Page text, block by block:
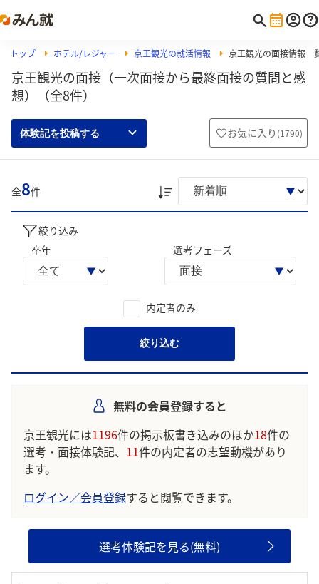
トップ ホテル/レジャー 京王観光の就活情報 京王観光の面接情報一
京王観光の面接（一次面接から最終面接の質問と感
想）（全8件）
体験記を投稿する お気に入り (1790)
全8件
絞り込み
卒年
選考フェーズ
内定者のみ
絞り込む
無料の会員登録すると
京王観光には1196件の掲示板書き込みのほか18件の
選考・面接体験記、 11件の内定者の志望動機があり
ます。
ログイン／会員登録すると閲覧できます。
選考体験記を見る(無料)